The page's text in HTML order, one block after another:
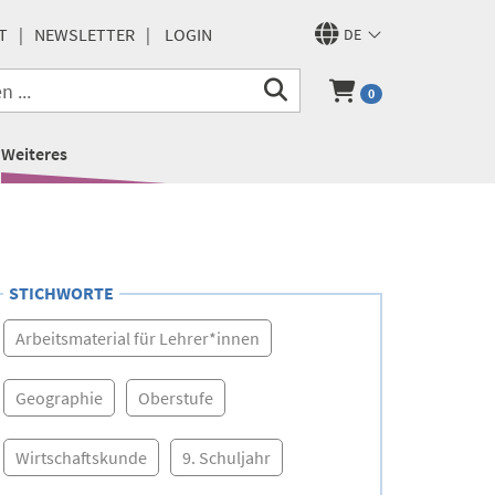
DE
NEWSLETTER LOGIN
0
Weiteres
STICHWORTE
Arbeitsmaterial für Lehrer*innen
Geographie Oberstufe
Wirtschaftskunde 9. Schuljahr